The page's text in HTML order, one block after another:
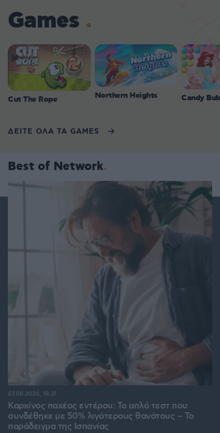
Games
Cut The Rope Northern Heights Candy
ΔΕΙΤΕ ΟΛΑ ΤΑ GAMES
Best of Network
Καρκίνος παχέος εντέρου: Το απλό τεστ που
συνδέθηκε με 50% λιγότερους θανάτους – Το
παράδειγμα της Ισπανίας
07.08.2026, 18:31